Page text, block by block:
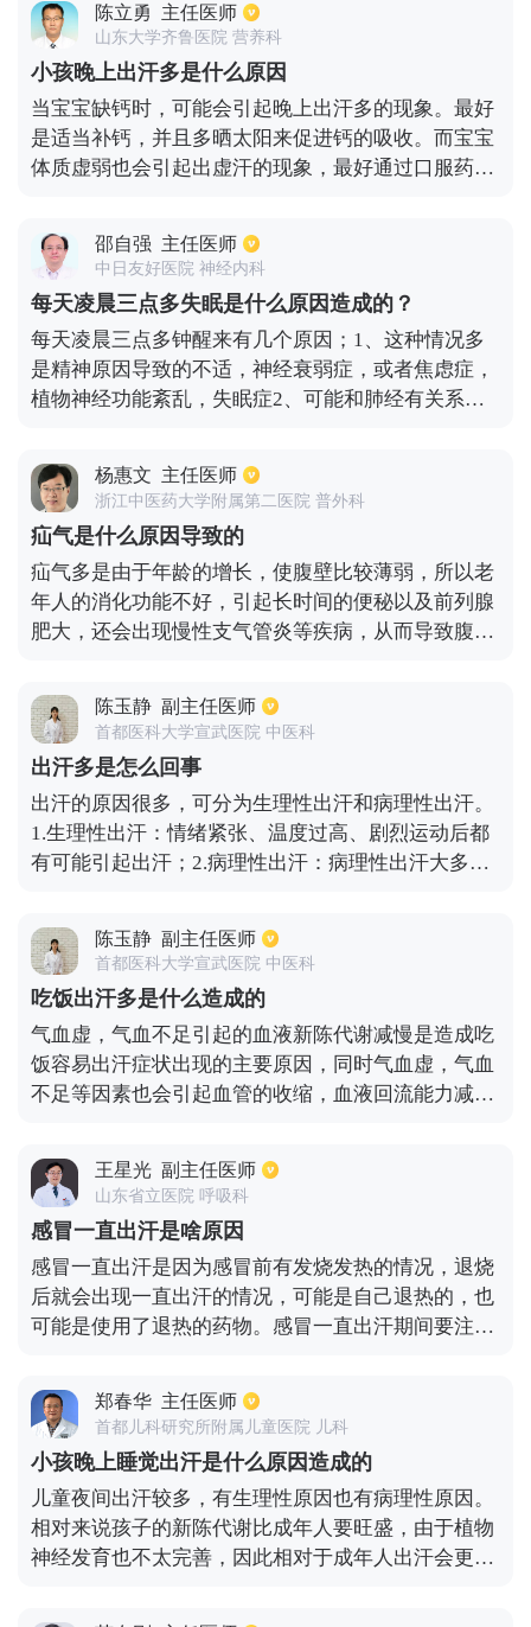
的时候就会出现有出汗的情况。另外就是孩子睡觉时
盖的被子过后或者是穿的过多，房子里面湿度大，空
气不流通，温度过高而引起多汗。病理性多汗，多数
时候是由于孩子缺乏维生素d或者是钙等引起。
陈立勇 主任医师
山东大学齐鲁医院 营养科
小孩晚上出汗多是什么原因
当宝宝缺钙时，可能会引起晚上出汗多的现象。最好
是适当补钙，并且多晒太阳来促进钙的吸收。而宝宝
体质虚弱也会引起出虚汗的现象，最好通过口服药物
好是多休息，避免剧烈活动，饮食上清淡、易消化为
主，避免辛辣刺激性油腻的食物，夜间也不宜吃太
饱。
邵自强 主任医师
中日友好医院 神经内科
每天凌晨三点多失眠是什么原因造成的？
每天凌晨三点多钟醒来有几个原因；1、这种情况多
是精神原因导致的不适，神经衰弱症，或者焦虑症，
植物神经功能紊乱，失眠症2、可能和肺经有关系，
因为在这个时间段里面，肺经是最强的时候，肺心脏
病这是最强的，3、如果每天都3点多起来的话，那就
是习惯，但是也可以继续睡，习惯是培养出来的，想
睡就睡，睡不着的话，有很多原因了，4、第一要看
是饮食问题，5、还有工作压力问题，思想负担问
题，6、另外还有一种就是有咳嗽的人这个时候会咳
嗽的很厉害，很多人不知道就猛吃一些止咳的药物压
了；7、最后就是上了35岁以后的人需要补充一些
钙，保持身体营养均衡。
杨惠文 主任医师
浙江中医药大学附属第二医院 普外科
疝气是什么原因导致的
疝气多是由于年龄的增长，使腹壁比较薄弱，所以老
年人的消化功能不好，引起长时间的便秘以及前列腺
肥大，还会出现慢性支气管炎等疾病，从而导致腹股
长时间的腹部用力或用力不当而导致疝气的出现。疝
气也和长时间的抽烟有关，所以要尽早戒烟。
陈玉静 副主任医师
首都医科大学宣武医院 中医科
出汗多是怎么回事
出汗的原因很多，可分为生理性出汗和病理性出汗。
1.生理性出汗：情绪紧张、温度过高、剧烈运动后都
有可能引起出汗；2.病理性出汗：病理性出汗大多是
者，应该根据具体的病因治疗。在大量出汗时要注意
补水，避免因为体液丢失造成上火、中暑等情况。出
汗多也可能与遗传因素有关，汗腺发达。出汗可以排
出身体内的毒素，保持体温。
陈玉静 副主任医师
首都医科大学宣武医院 中医科
吃饭出汗多是什么造成的
气血虚，气血不足引起的血液新陈代谢减慢是造成吃
饭容易出汗症状出现的主要原因，同时气血虚，气血
不足等因素也会引起血管的收缩，血液回流能力减弱
疲劳或者因体内毒素过多引起的上火等等因素也会造
成吃饭容易出汗。长时间的缺乏运动或者睡眠不好会
造成身体内钾元素的缺乏，从而导致吃饭的时候出汗
多，这种情况下就需要多吃一些含钾量丰富的食物。
王星光 副主任医师
山东省立医院 呼吸科
感冒一直出汗是啥原因
感冒一直出汗是因为感冒前有发烧发热的情况，退烧
后就会出现一直出汗的情况，可能是自己退热的，也
可能是使用了退热的药物。感冒一直出汗期间要注意
保持皮肤干燥清洁，勤换衣服。感冒需要患者根据自
身的病情选择针对性的治疗方法，在治疗期间时刻观
察病情的变化，平时要多注意休息，不要熬夜，不要
抽烟，饮酒。多吃一些有营养的食物，补充身体所需
养分。
郑春华 主任医师
首都儿科研究所附属儿童医院 儿科
小孩晚上睡觉出汗是什么原因造成的
儿童夜间出汗较多，有生理性原因也有病理性原因。
相对来说孩子的新陈代谢比成年人要旺盛，由于植物
神经发育也不太完善，因此相对于成年人出汗会更多
通常在睡着之后，1-2个小时左右的时候出汗比较